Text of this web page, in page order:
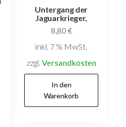
Untergang der
Jaguarkrieger,
8,80€
inkl. 7 % MwSt.
zzgl. Versandkosten
In den
Warenkorb